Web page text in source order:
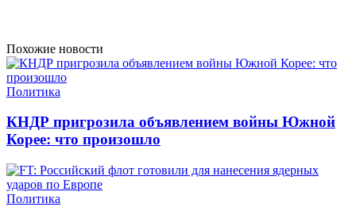
Похожие новости
Политика
КНДР пригрозила объявлением войны Южной
Корее: что произошло
Политика